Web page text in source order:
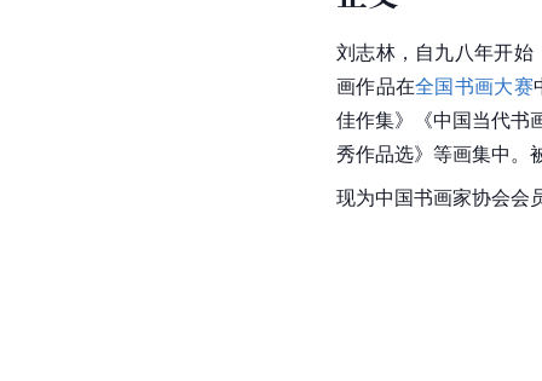
刘志林，自九八年开始
画作品在全国书画大赛
佳作集》《中国当代书
秀作品选》等画集中。
现为中国书画家协会会